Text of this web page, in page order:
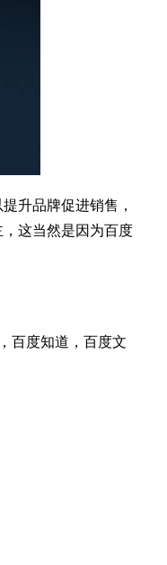
升品牌促进销售，
这当然是因为百度
百度知道，百度文